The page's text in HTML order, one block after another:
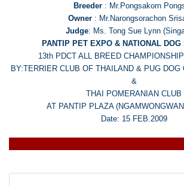
Breeder : Mr.Pongsakorn
Owner : Mr.Narongsorachon
Judge: Ms. Tong Sue Lynn
PANTIP PET EXPO & NATIONAL DOG
13th PDCT ALL BREED
BY:TERRIER CLUB OF THAILAND & PUG DOG
&
THAI POMERANIAN CLUB
AT PANTIP PLAZA
Date: 15 FEB.2009